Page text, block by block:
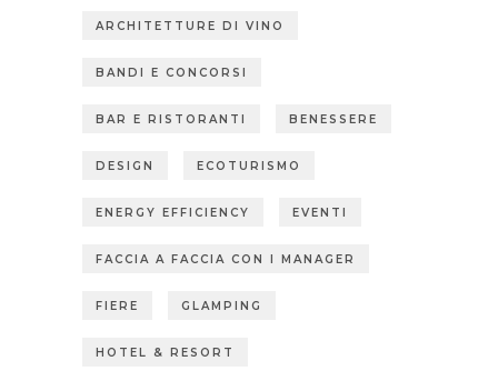
ARCHITETTURE DI VINO
BANDI E CONCORSI
BAR E RISTORANTI BENESSERE
DESIGN ECOTURISMO
ENERGY EFFICIENCY EVENTI
FACCIA A FACCIA CON I MANAGER
FIERE GLAMPING
HOTEL & RESORT